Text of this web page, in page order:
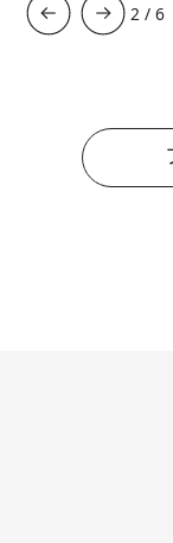
3 /6